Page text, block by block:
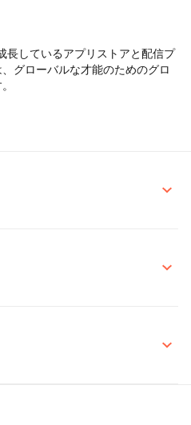
長しているアプリストアと配信プ
グローバルな才能のためのグロ